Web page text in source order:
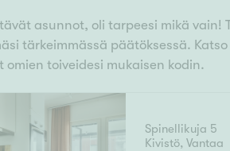
Hyvinkää
asunnot, oli tarpeesi mikä vain!
tärkeimmässä päätöksessä.
omien toiveidesi mukaisen kodin.
Spinellikuja 5
Kivistö,Vantaa